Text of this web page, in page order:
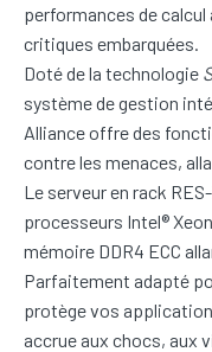
performances de
critiques embarquées.
Doté de la technologie
système de gestion
Alliance offre des
contre les menaces,
Le serveur en rack
processeurs Intel®
mémoire DDR4 ECC
Parfaitement adapté
protège vos
accrue aux chocs, aux